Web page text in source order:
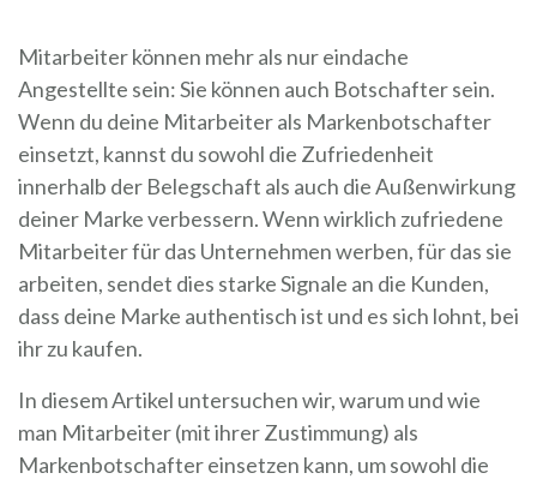
Mitarbeiter können mehr als nur eindache
Angestellte sein: Sie können auch Botschafter sein.
Wenn du deine Mitarbeiter als Markenbotschafter
einsetzt, kannst du sowohl die Zufriedenheit
innerhalb der Belegschaft als auch die Außenwirkung
deiner Marke verbessern. Wenn wirklich zufriedene
Mitarbeiter für das Unternehmen werben, für das sie
arbeiten, sendet dies starke Signale an die Kunden,
dass deine Marke authentisch ist und es sich lohnt, bei
ihr zu kaufen.
In diesem Artikel untersuchen wir, warum und wie
man Mitarbeiter (mit ihrer Zustimmung) als
Markenbotschafter einsetzen kann, um sowohl die